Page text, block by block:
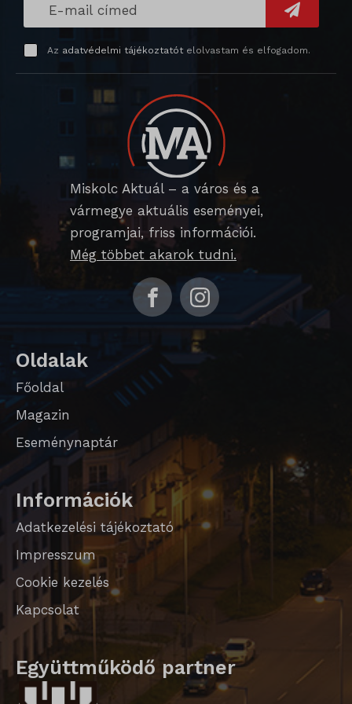
Az adatvédelmi tájékoztatótelolvastam és elfogadom.
Miskolc Aktuál – a város és a
vármegye aktuális eseményei,
programjai, friss információi.
Még többet akarok tudni.
Oldalak
Főoldal
Magazin
Eseménynaptár
Információk
Adatkezelési tájékoztató
Impresszum
Cookie kezelés
Kapcsolat
Együttműködő partner
cato_fw_inet
chatbase_anon_id
cookieyes-consent
litespeed_qc_hide_banner
SameSite
SL_GWPT_Show_Hide_tmp
SLO_G_WPT_TO
SLO_GWPT_Show_Hide_tmp
SLO_wptGlobTipTmp